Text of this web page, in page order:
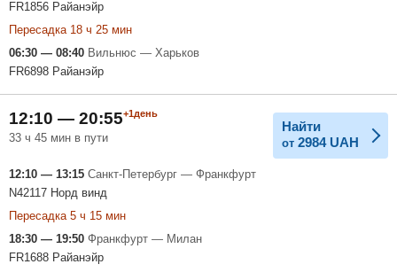
FR1856 Райанэйр
Пересадка 18 ч 25 мин
06:30 — 08:40 Вильнюс — Харьков
FR6898 Райанэйр
12:10 — 20:55+1день
33 ч 45 мин в пути
Найти
от 2984 UAH
12:10 — 13:15 Санкт-Петербург — Франкфурт
N42117 Норд винд
Пересадка 5 ч 15 мин
18:30 — 19:50 Франкфурт — Милан
FR1688 Райанэйр